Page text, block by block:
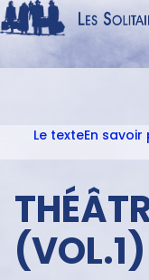
Navigation
ACCUEIL
AUTEURS
À L'AFFICHE
CATALOGUE
Le texteEn savoir
(VOL.1)